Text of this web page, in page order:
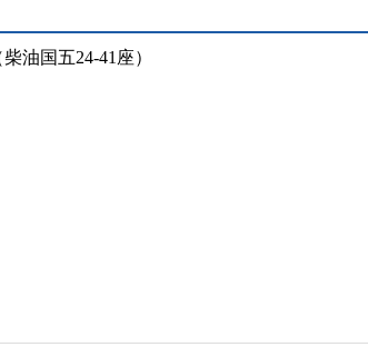
油国五24-41座）